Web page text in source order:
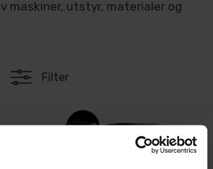
maskiner, utstyr, materialer og
flere typer
varehengere, tipphengere,
og andre transporthengere med
Tilhengerne er bygget for lang
og effektiv transport –
Filter